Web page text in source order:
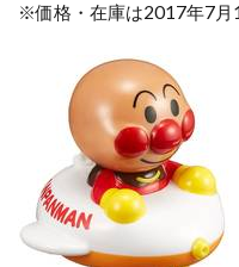
※価格・在庫は2017年7月